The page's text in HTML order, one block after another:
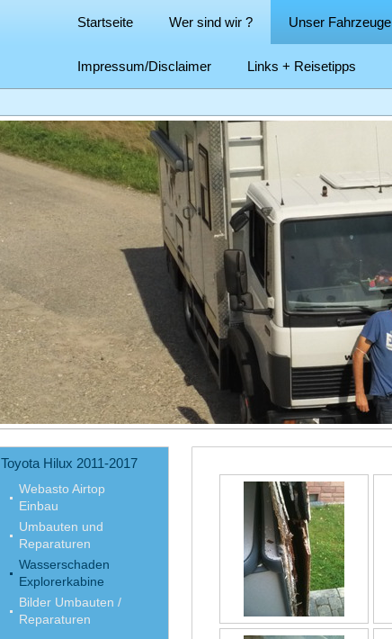
Startseite Wer sind wir ? Unser Fahrzeuge
Impressum/Disclaimer Links + Reisetipps
Toyota Hilux 2011-2017
Webasto Airtop
Einbau
Umbauten und
Reparaturen
Wasserschaden
Explorerkabine
Bilder Umbauten /
Reparaturen